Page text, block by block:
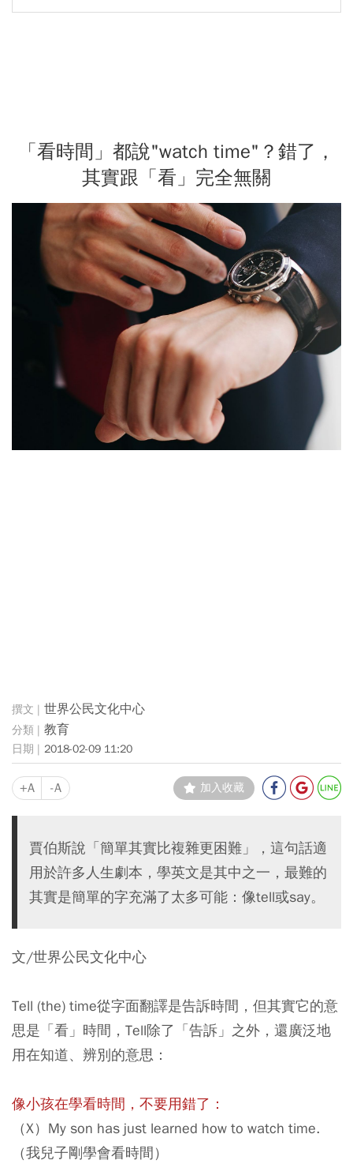
「看時間」都說"watch time"？錯了，
其實跟「看」完全無關
世界公民文化中心
教育
2018-02-09 11:20
+A -A 加入收藏
賈伯斯說「簡單其實比複雜更困難」，這句話適
用於許多人生劇本，學英文是其中之一，最難的
其實是簡單的字充滿了太多可能：像tell或say。
文/世界公民文化中心
Tell (the) time從字面翻譯是告訴時間，但其實它的意
思是「看」時間，Tell除了「告訴」之外，還廣泛地
用在知道、辨別的意思：
像小孩在學看時間，不要用錯了：
（X）My son has just learned how to watch time.
（我兒子剛學會看時間）